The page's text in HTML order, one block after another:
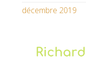
décembre 2019